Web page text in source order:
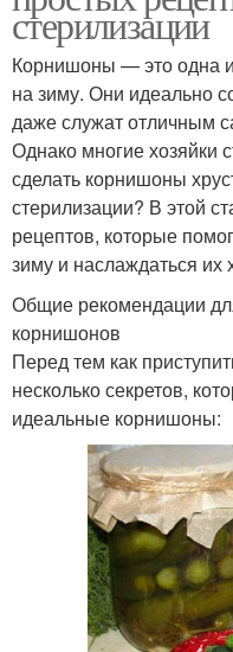
стерилизации
Корнишоны — это одна
на зиму. Они идеально
даже служат отличным
Однако многие хозяйки
сделать корнишоны
стерилизации? В этой
рецептов, которые
зиму и наслаждаться их
Общие рекомендации
корнишонов
Перед тем как
несколько секретов,
идеальные корнишоны: